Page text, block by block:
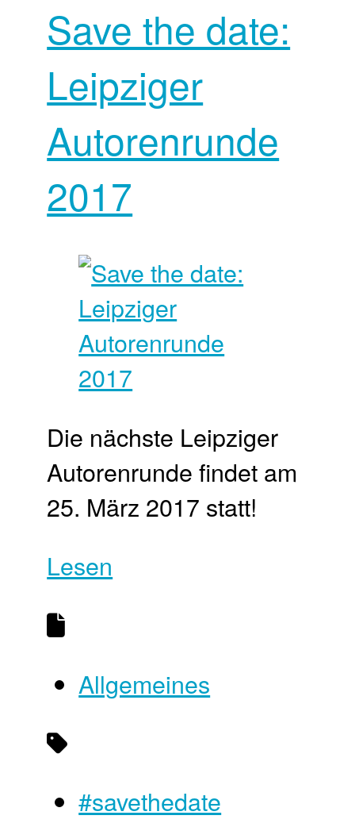
Save the date:
Leipziger
Autorenrunde
2017
Die nächste Leipziger
Autorenrunde findet am
25. März 2017 statt!
Lesen
Allgemeines
#savethedate